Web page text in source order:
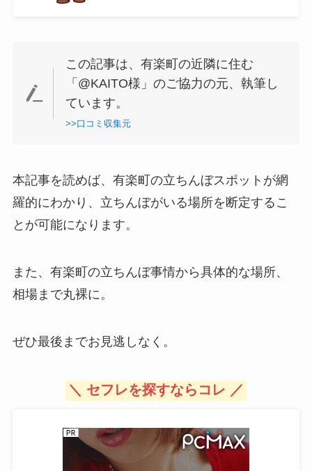
この記事は、有楽町の近隣に住む
「@KAITO様」のご協力の元、執筆し
ています。
>>口コミ収集元
本記事を読めば、有楽町の立ちんぼスポットが網
羅的にわかり、立ちんぼがいる場所を断定するこ
とが可能になります。
また、有楽町の立ちんぼ事情から具体的な場所、
相場まで丸裸に。
ぜひ最後までお見逃しなく。
＼ セフレを探すならコレ ／